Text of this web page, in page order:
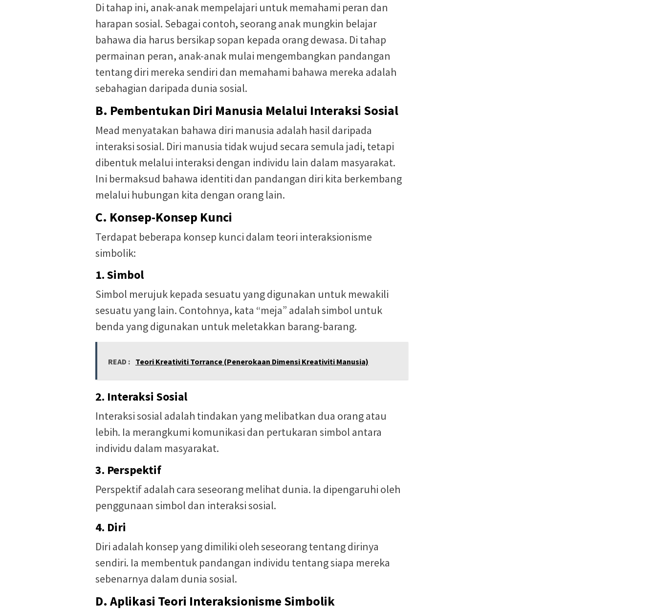
Di tahap ini, anak-anak mempelajari untuk memahami peran dan
harapan sosial. Sebagai contoh, seorang anak mungkin belajar
bahawa dia harus bersikap sopan kepada orang dewasa. Di tahap
permainan peran, anak-anak mulai mengembangkan pandangan
tentang diri mereka sendiri dan memahami bahawa mereka adalah
sebahagian daripada dunia sosial.
B. Pembentukan Diri Manusia Melalui Interaksi Sosial
Mead menyatakan bahawa diri manusia adalah hasil daripada
interaksi sosial. Diri manusia tidak wujud secara semula jadi, tetapi
dibentuk melalui interaksi dengan individu lain dalam masyarakat.
Ini bermaksud bahawa identiti dan pandangan diri kita berkembang
melalui hubungan kita dengan orang lain.
C. Konsep-Konsep Kunci
Terdapat beberapa konsep kunci dalam teori interaksionisme
simbolik:
1. Simbol
Simbol merujuk kepada sesuatu yang digunakan untuk mewakili
sesuatu yang lain. Contohnya, kata “meja” adalah simbol untuk
benda yang digunakan untuk meletakkan barang-barang.
READ : Teori Kreativiti Torrance (Penerokaan Dimensi Kreativiti Manusia)
2. Interaksi Sosial
Interaksi sosial adalah tindakan yang melibatkan dua orang atau
lebih. Ia merangkumi komunikasi dan pertukaran simbol antara
individu dalam masyarakat.
3. Perspektif
Perspektif adalah cara seseorang melihat dunia. Ia dipengaruhi oleh
penggunaan simbol dan interaksi sosial.
4. Diri
Diri adalah konsep yang dimiliki oleh seseorang tentang dirinya
sendiri. Ia membentuk pandangan individu tentang siapa mereka
sebenarnya dalam dunia sosial.
D. Aplikasi Teori Interaksionisme Simbolik